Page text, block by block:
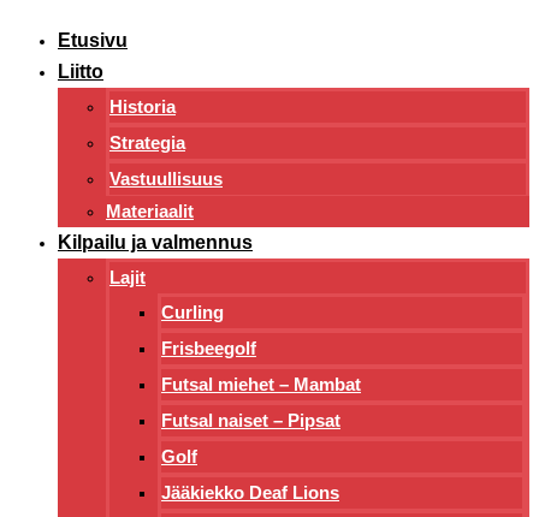
Etusivu
Liitto
Historia
Strategia
Vastuullisuus
Materiaalit
Kilpailu ja valmennus
Lajit
Curling
Frisbeegolf
Futsal miehet – Mambat
Futsal naiset – Pipsat
Golf
Jääkiekko Deaf Lions